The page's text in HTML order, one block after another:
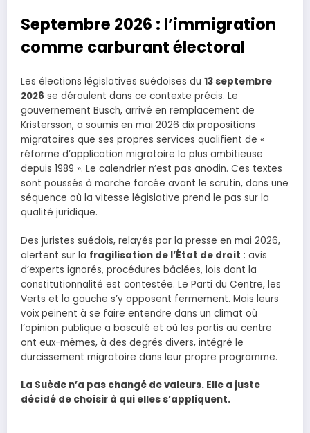
Septembre 2026 : l’immigration
comme carburant électoral
Les élections législatives suédoises du 13 septembre
2026 se déroulent dans ce contexte précis. Le
gouvernement Busch, arrivé en remplacement de
Kristersson, a soumis en mai 2026 dix propositions
migratoires que ses propres services qualifient de «
réforme d’application migratoire la plus ambitieuse
depuis 1989 ». Le calendrier n’est pas anodin. Ces textes
sont poussés à marche forcée avant le scrutin, dans une
séquence où la vitesse législative prend le pas sur la
qualité juridique.
Des juristes suédois, relayés par la presse en mai 2026,
alertent sur la fragilisation de l’État de droit : avis
d’experts ignorés, procédures bâclées, lois dont la
constitutionnalité est contestée. Le Parti du Centre, les
Verts et la gauche s’y opposent fermement. Mais leurs
voix peinent à se faire entendre dans un climat où
l’opinion publique a basculé et où les partis au centre
ont eux-mêmes, à des degrés divers, intégré le
durcissement migratoire dans leur propre programme.
La Suède n’a pas changé de valeurs. Elle a juste
décidé de choisir à qui elles s’appliquent.